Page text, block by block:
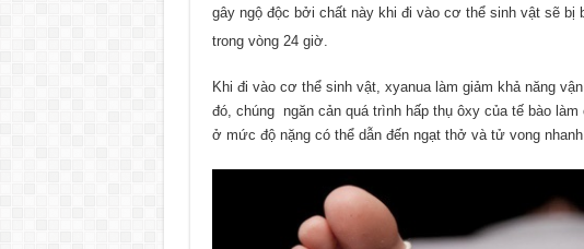
gây ngộ độc bởi chất này khi đi vào cơ thể sinh vật sẽ bị
trong vòng 24 giờ.
Khi đi vào cơ thể sinh vật, xyanua làm giảm khả năng
đó, chúng ngăn cản quá trình hấp thụ ôxy của tế bào
ở mức độ nặng có thể dẫn đến ngạt thở và tử vong nhanh